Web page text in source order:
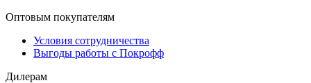
Оптовым покупателям
Условия сотрудничества
Выгоды работы с Покрофф
Дилерам